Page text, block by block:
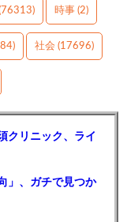
時事 (2)
社会 (17696)
クリニック、ライ
」、ガチで見つか